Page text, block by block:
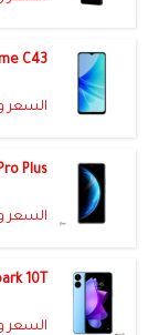
C43
السعر
Plus
السعر
10T
السعر